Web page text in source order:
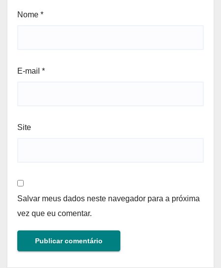
Nome *
E-mail *
Site
Salvar meus dados neste navegador para a próxima
vez que eu comentar.